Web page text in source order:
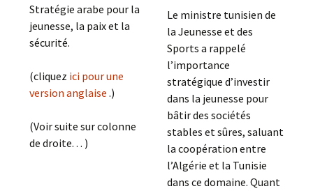
Stratégie arabe pour la
jeunesse, la paix et la
sécurité.
(cliquez ici pour une
version anglaise.)
(Voir suite sur colonne
de droite. . . )
Le ministre tunisien de
la Jeunesse et des
Sports a rappelé
l’importance
stratégique d’investir
dans la jeunesse pour
bâtir des sociétés
stables et sûres, saluant
la coopération entre
l’Algérie et la Tunisie
dans ce domaine. Quant